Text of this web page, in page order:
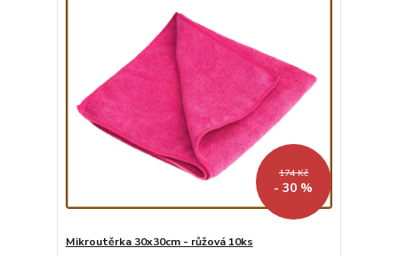
174 Kč
- 30 %
Mikroutěrka 30x30cm - růžová 10ks